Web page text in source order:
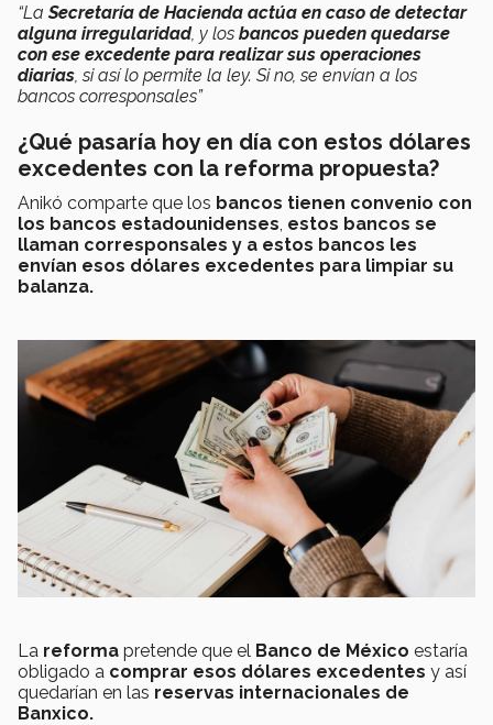
“LaSecretaría de Hacienda actúa en caso de detectar
alguna irregularidad, y los bancos pueden quedarse
con ese excedente para realizar sus operaciones
diarias , si así lo permite la ley. Si no, se envían a los
bancos corresponsales”
¿Qué pasaría hoy en día con estos dólares
excedentes con la reforma propuesta?
Anikó comparte que los bancos tienen convenio con
los bancos estadounidenses estos bancos se
llaman corresponsales y a estos bancos les
envían esos dólares excedentes para limpiar su
balanza.
La reforma pretende que el Banco de México estaría
obligado a comprar esos dólares excedentes y así
quedarían en las reservas internacionales de
Banxico.